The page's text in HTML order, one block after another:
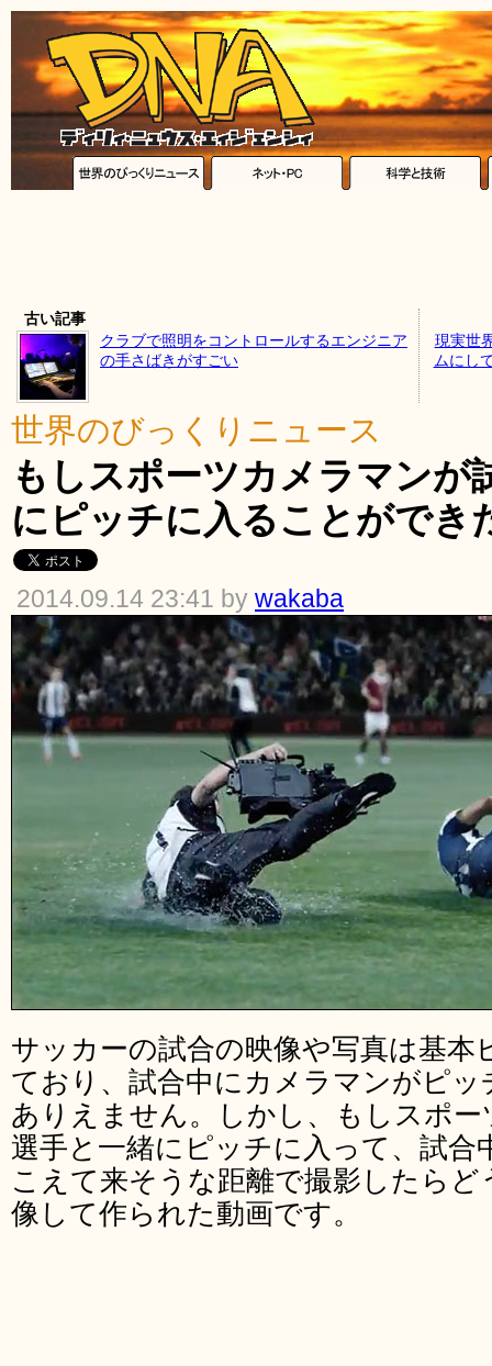
古い記事
クラブで照明をコントロールするエンジニア
の手さばきがすごい
現実世
ムにし
世界のびっくりニュース
もしスポーツカメラマンが
にピッチに入ることができ
2014.09.14 23:41 by wakaba
サッカーの試合の映像や写真は基本
ており、試合中にカメラマンがピ
ありえません。しかし、もしスポ
選手と一緒にピッチに入って、試合
こえて来そうな距離で撮影したら
像して作られた動画です。